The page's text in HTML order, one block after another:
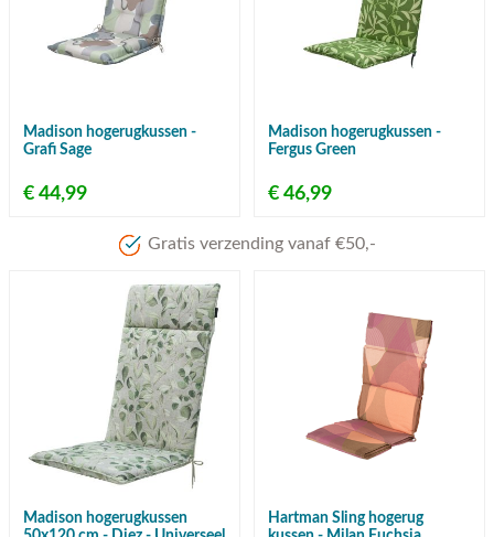
Madison hogerugkussen -
Grafi Sage
€ 44,99
Madison hogerugkussen -
Fergus Green
€ 46,99
Gratis verzending vanaf €50,-
Madison hogerugkussen
Hartman Sling hogerug